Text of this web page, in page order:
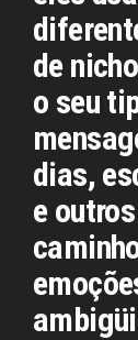
de
o seu
dias,
e